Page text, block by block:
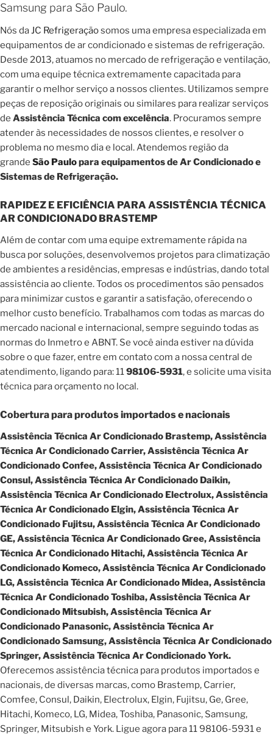
Samsung para São Paulo.
Nós daJC Refrigeraçãosomos uma empresa especializada em
equipamentos de ar condicionado e sistemas de refrigeração.
Desde 2013, atuamos no mercado de refrigeração e ventilação,
com uma equipe técnica extremamente capacitada para
garantir o melhor serviço a nossos clientes. Utilizamos sempre
peças de reposição originais ou similares para realizar serviços
de Assistência Técnica com excelência. Procuramos sempre
atender às necessidades de nossos clientes, e resolver o
problema no mesmo dia e local. Atendemos região da
grande São Paulopara equipamentos de Ar Condicionado e
Sistemas de Refrigeração.
RAPIDEZ E EFICIÊNCIA PARA ASSISTÊNCIA TÉCNICA
AR CONDICIONADO BRASTEMP
Além de contar com uma equipe extremamente rápida na
busca por soluções, desenvolvemos projetos para climatização
de ambientes a residências, empresas e indústrias, dando total
assistência ao cliente. Todos os procedimentos são pensados
para minimizar custos e garantir a satisfação, oferecendo o
melhor custo benefício. Trabalhamos com todas as marcas do
mercado nacional e internacional, sempre seguindo todas as
normas do Inmetro e ABNT. Se você ainda estiver na dúvida
sobre o que fazer, entre em contato com a nossa central de
atendimento, ligando para: 1198106-5931, e solicite uma visita
técnica para orçamento no local.
Cobertura para produtos importados e nacionais
Assistência Técnica Ar Condicionado Brastemp, Assistência
Técnica Ar Condicionado Carrier, Assistência Técnica Ar
Condicionado Confee, Assistência Técnica Ar Condicionado
Consul, Assistência Técnica Ar Condicionado Daikin,
Assistência Técnica Ar Condicionado Electrolux, Assistência
Técnica Ar Condicionado Elgin, Assistência Técnica Ar
Condicionado Fujitsu, Assistência Técnica Ar Condicionado
GE, Assistência Técnica Ar Condicionado Gree, Assistência
Técnica Ar Condicionado Hitachi, Assistência Técnica Ar
Condicionado Komeco, Assistência Técnica Ar Condicionado
LG, Assistência Técnica Ar Condicionado Midea, Assistência
Técnica Ar Condicionado Toshiba, Assistência Técnica Ar
Condicionado Mitsubish, Assistência Técnica Ar
Condicionado Panasonic, Assistência Técnica Ar
Condicionado Samsung, Assistência Técnica Ar Condicionado
Springer, Assistência Técnica Ar Condicionado York.
Oferecemos assistência técnica para produtos importados e
nacionais, de diversas marcas, como Brastemp, Carrier,
Comfee, Consul, Daikin, Electrolux, Elgin, Fujitsu, Ge, Gree,
Hitachi, Komeco, LG, Midea, Toshiba, Panasonic, Samsung,
Springer, Mitsubish e York. Ligue agora para 11 98106-5931 e